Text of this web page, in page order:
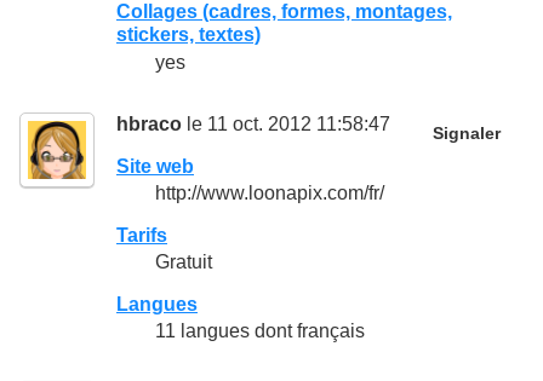
Collages (cadres, formes, montages,
stickers, textes)
yes
hbraco le 11 oct. 2012 11:58:47 Signaler
Site web
http://www.loonapix.com/fr/
Tarifs
Gratuit
Langues
11 langues dont français